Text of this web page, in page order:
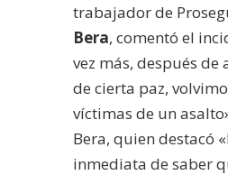
trabajador de
Bera, comentó el
vez más, después de
de cierta paz,
víctimas de un
Bera, quien destacó
inmediata de saber